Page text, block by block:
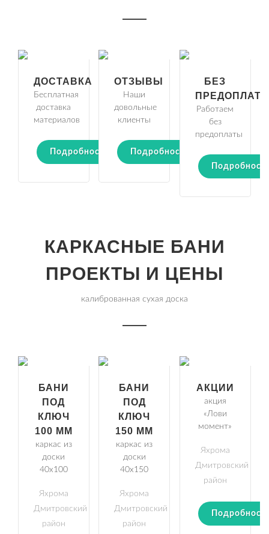
ДОСТАВКА
Бесплатная
доставка
материалов
Подробности
ОТЗЫВЫ
Наши
довольные
клиенты
Подробности
БЕЗ
Работаем
без
предоплаты
КАРКАСНЫЕ БАНИ
ПРОЕКТЫ И ЦЕНЫ
калиброванная сухая доска
БАНИ
ПОД
КЛЮЧ
100 ММ
каркас из
доски
40х100
Яхрома
Дмитровский
район
БАНИ
ПОД
КЛЮЧ
150 ММ
каркас из
доски
40х150
Яхрома
Дмитровский
район
АКЦИИ
акция
«Лови
момент»
Яхрома
Дмитровский
район